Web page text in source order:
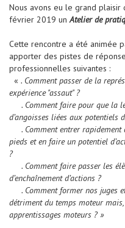
Nous avons eu le grand
février 2019 unAtelier de
Cette rencontre a été animée
apporter des pistes de
professionnelles suivantes :
« . Comment passer de la
expérience "assaut" ?
. Comment faire pour que la
d’angoisses liées aux potentiels
. Comment entrer rapidement
pieds et en faire un potentiel
?
. Comment faire passer les
d’enchaînement d’actions ?
. Comment former nos juges
détriment du temps moteur
apprentissages moteurs ? »